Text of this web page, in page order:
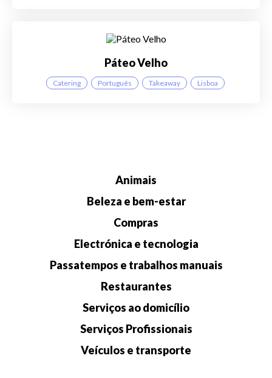
Páteo Velho
Catering Português Takeaway Lisboa
Animais
Beleza e bem-estar
Compras
Electrónica e tecnologia
Passatempos e trabalhos manuais
Restaurantes
Serviços ao domicílio
Serviços Profissionais
Veículos e transporte